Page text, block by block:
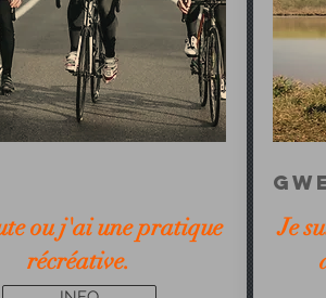
ou j'ai une pratique
récréative.
Je